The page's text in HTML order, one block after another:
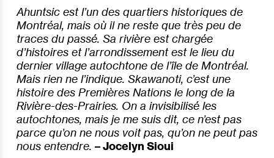
Ahuntsic est l’un des quartiers historiques de
Montréal, mais où il ne reste que très peu de
traces du passé. Sa rivière est chargée
d’histoires et l’arrondissement est le lieu du
dernier village autochtone de l’île de Montréal.
Mais rien ne l’indique. Skawanoti, c’est une
histoire des Premières Nations le long de la
Rivière-des-Prairies. On a invisibilisé les
autochtones, mais je me suis dit, ce n’est pas
parce qu’on ne nous voit pas, qu’on ne peut pas
nous entendre. – Jocelyn Sioui